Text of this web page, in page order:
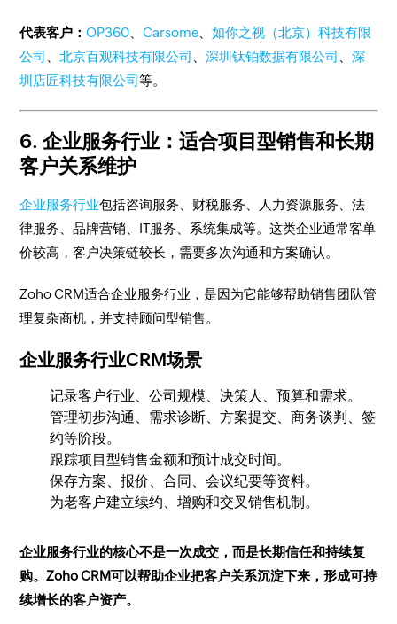
代表客户：OP360 、Carsome 、如你之视（北京）科技有限
公司
、北京百观科技有限公司 、深圳钛铂数据有限公司 、深
圳店匠科技有限公司等。
6. 企业服务行业：适合项目型销售和长期
客户关系维护
企业服务行业包括咨询服务、财税服务、人力资源服务、法
律服务、品牌营销、IT服务、系统集成等。这类企业通常客单
价较高，客户决策链较长，需要多次沟通和方案确认。
Zoho CRM适合企业服务行业，是因为它能够帮助销售团队管
理复杂商机，并支持顾问型销售。
企业服务行业CRM场景
记录客户行业、公司规模、决策人、预算和需求。
管理初步沟通、需求诊断、方案提交、商务谈判、签
约等阶段。
跟踪项目型销售金额和预计成交时间。
保存方案、报价、合同、会议纪要等资料。
为老客户建立续约、增购和交叉销售机制。
企业服务行业的核心不是一次成交，而是长期信任和持续复
购。Zoho CRM可以帮助企业把客户关系沉淀下来，形成可持
续增长的客户资产。